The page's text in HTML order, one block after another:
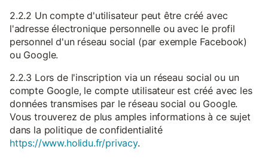
2.2.2 Un compte d'utilisateur peut être créé avec
l'adresse électronique personnelle ou avec le profil
personnel d'un réseau social (par exemple Facebook)
ou Google.
2.2.3 Lors de l'inscription via un réseau social ou un
compte Google, le compte utilisateur est créé avec les
données transmises par le réseau social ou Google.
Vous trouverez de plus amples informations à ce sujet
dans la politique de confidentialité
https://www.holidu.fr/privacy.